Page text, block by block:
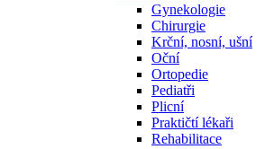
Gynekologie
Chirurgie
Krční, nosní, ušní
Oční
Ortopedie
Pediatři
Plicní
Praktičtí lékaři
Rehabilitace